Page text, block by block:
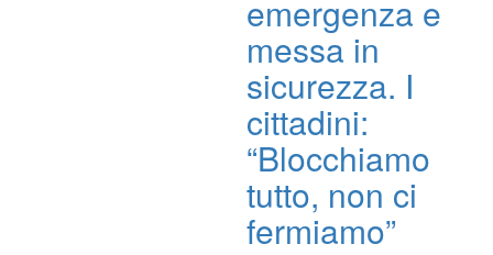
emergenza e
messa in
sicurezza. I
cittadini:
“Blocchiamo
tutto, non ci
fermiamo”